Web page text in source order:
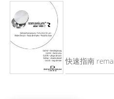
快速指南